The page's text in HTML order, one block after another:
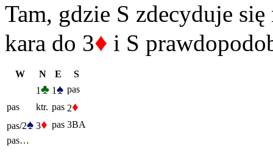
Tam, gdzie S zdecyduje
kara do 3♦ i S
W N E
S
1♣ 1♠ pas
pas
ktr. pas 2♦
pas/2♠ 3♦ pas 3BA
pas…